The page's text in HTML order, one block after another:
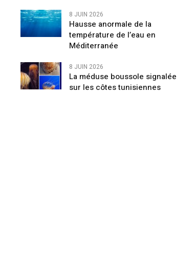
8 JUIN 2026
Hausse anormale de la
température de l’eau en
Méditerranée
8 JUIN 2026
La méduse boussole signalée
sur les côtes tunisiennes